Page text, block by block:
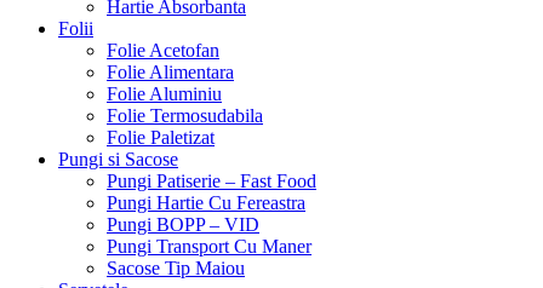
Hartie Absorbanta
Folii
Folie Acetofan
Folie Alimentara
Folie Aluminiu
Folie Termosudabila
Folie Paletizat
Pungi si Sacose
Pungi Patiserie – Fast Food
Pungi Hartie Cu Fereastra
Pungi BOPP – VID
Pungi Transport Cu Maner
Sacose Tip Maiou